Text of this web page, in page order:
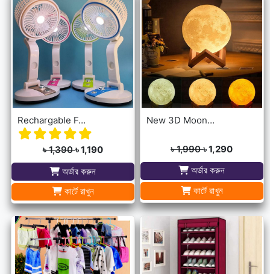
Rechargable Folding Table Fan With LED Light
৳ 1,390৳ 1,190
অর্ডার করুন
কার্টে রাখুন
New 3D Moon Lamp 16 Colors Remote & Touching system
৳ 1,990৳ 1,290
অর্ডার করুন
কার্টে রাখুন